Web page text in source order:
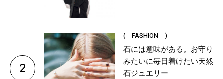
2
( FASHION )
石には意味がある。お守り
みたいに毎日着けたい天然
石ジュエリー